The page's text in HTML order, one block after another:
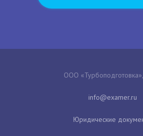
ООО
Юридические